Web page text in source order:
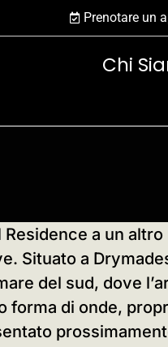
Prenotare un
Chi
Residence a un
Situato a
del sud, dove
forma di onde,